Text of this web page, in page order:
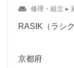
weekend 修理・組立 ▸
RASIK（ラシ
京都府